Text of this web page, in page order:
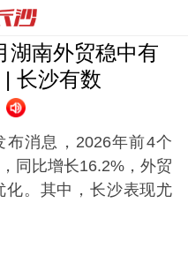
湖南外贸稳中有
长沙有数
消息，2026年前4个
同比增长16.2%，外贸
化。其中，长沙表现尤